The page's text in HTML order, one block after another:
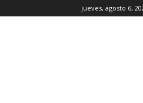
jueves, agosto 6,